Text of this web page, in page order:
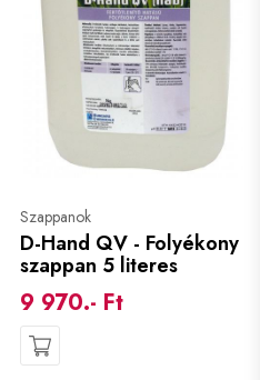
Szappanok
D-Hand QV - Folyékony
szappan 5 literes
9 970.- Ft